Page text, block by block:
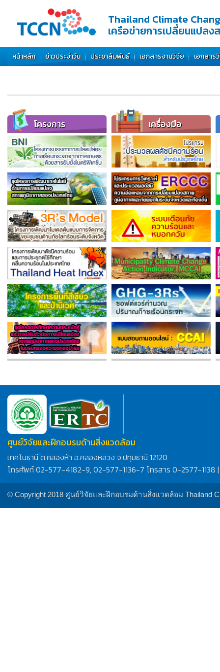
Thailand Climate
เครือข่ายการเปลี่ยนแปลง
หน้าหลัก ข่าวประจำวัน ประชาสัมพันธ์ เอกสารงานวิจัย เอกสาร
โครงการ เครื่องมือ
ศูนย์วิจัยและฝึกอบรมด้านสิ่งแวดล้อม
เทคโนธานี ต.คลองห้า อ.คลองหลวง จ.ปทุมธานี 12120
โทรศัพท์ 02-577-4182-9, 02-577-1136-7 โทรสาร 0-2577-1138
© Copyright 2018 ศูนย์วิจัยและฝึกอบรมด้านสิ่งแวดล้อม Thailand